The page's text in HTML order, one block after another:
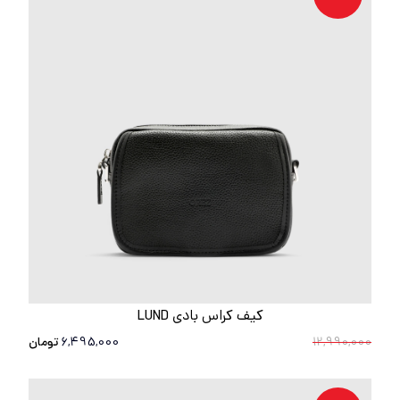
کیف کراس بادی LUND
12,990,000
6,495,000تومان